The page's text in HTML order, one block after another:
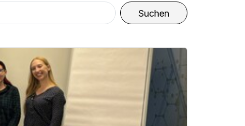
Suchen